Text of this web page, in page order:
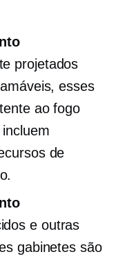
projetados
esses
ao fogo
de
e outras
gabinetes são